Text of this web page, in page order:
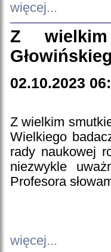
więcej...
Z
02.10.2023
Z wielkim
Wielkiego
rady naukowej
niezwykle
Profesora
więcej...